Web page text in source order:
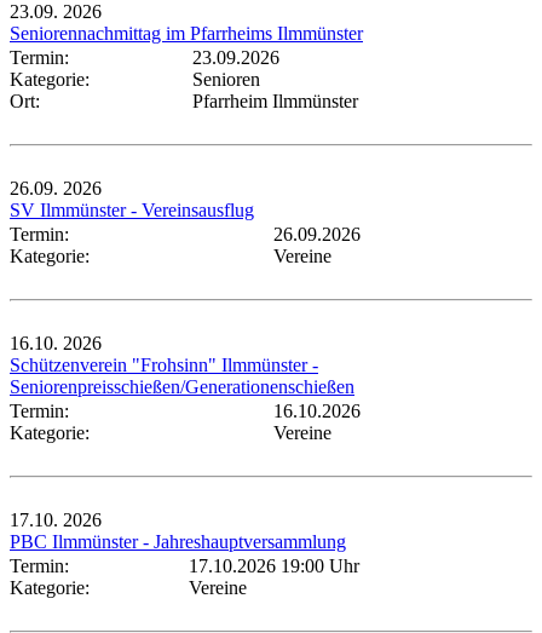
23.09. 2026
Seniorennachmittag im Pfarrheims Ilmmünster
Termin:
23.09.2026
Kategorie:
Senioren
Ort:
Pfarrheim Ilmmünster
26.09. 2026
SV Ilmmünster - Vereinsausflug
Termin:
26.09.2026
Kategorie:
Vereine
16.10. 2026
Schützenverein "Frohsinn" Ilmmünster -
Seniorenpreisschießen/Generationenschießen
Termin:
16.10.2026
Kategorie:
Vereine
17.10. 2026
PBC Ilmmünster - Jahreshauptversammlung
Termin:
17.10.2026 19:00 Uhr
Kategorie:
Vereine